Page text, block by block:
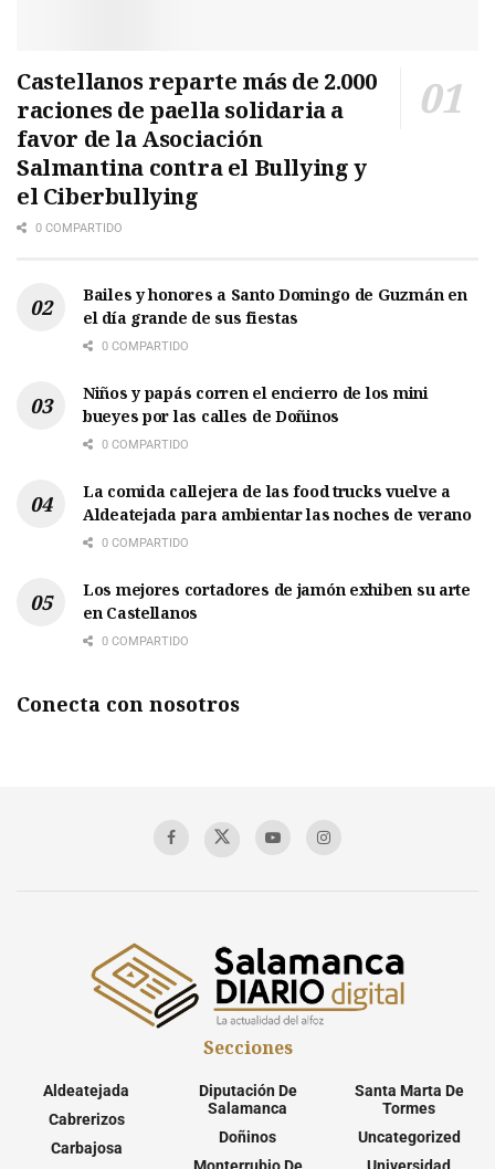
Castellanos reparte más de 2.000
raciones de paella solidaria a
favor de la Asociación
Salmantina contra el Bullying y
el Ciberbullying
0 COMPARTIDO
Bailes y honores a Santo Domingo de Guzmán en
el día grande de sus fiestas
0 COMPARTIDO
Niños y papás corren el encierro de los mini
bueyes por las calles de Doñinos
0 COMPARTIDO
La comida callejera de las food trucks vuelve a
Aldeatejada para ambientar las noches de verano
0 COMPARTIDO
Los mejores cortadores de jamón exhiben su arte
en Castellanos
0 COMPARTIDO
Conecta con nosotros
Secciones
Aldeatejada
Cabrerizos
Carbajosa
Diputación De
Salamanca
Doñinos
Santa Marta De
Tormes
Uncategorized